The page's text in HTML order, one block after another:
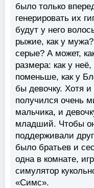
было только
генерировать их
будут у него
рыжие, как у
серые? А может,
размера: как у
поменьше, как у
бы девочку. Хотя и
получился очень
мальчика, и
младший. Чтобы
поддерживали
было братьев и
одна в комнате,
симулятор
«Симс».